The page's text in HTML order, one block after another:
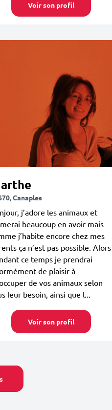
Voir son profil
Canaples
j’adore les animaux et
beaucoup en avoir mais
j’habite encore chez mes
ça n’est pas possible. Alors
ce temps je prendrai
de plaisir à
de vos animaux selon
leur besoin, ainsi que l...
Voir son profil